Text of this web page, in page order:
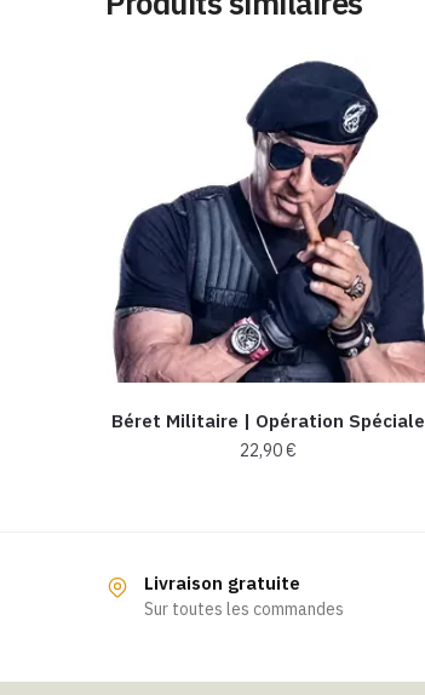
Béret Militaire | Opération Spéciale
22,90€
plusieurs
variations.
options
Livraison gratuite
Sur toutes les commandes